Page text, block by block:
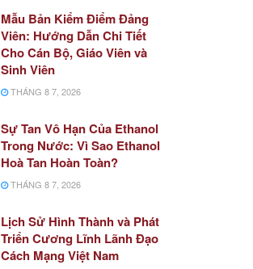
Mẫu Bản Kiểm Điểm Đảng
Viên: Hướng Dẫn Chi Tiết
Cho Cán Bộ, Giáo Viên và
Sinh Viên
THÁNG 8 7, 2026
Sự Tan Vô Hạn Của Ethanol
Trong Nước: Vì Sao Ethanol
Hoà Tan Hoàn Toàn?
THÁNG 8 7, 2026
Lịch Sử Hình Thành và Phát
Triển Cương Lĩnh Lãnh Đạo
Cách Mạng Việt Nam